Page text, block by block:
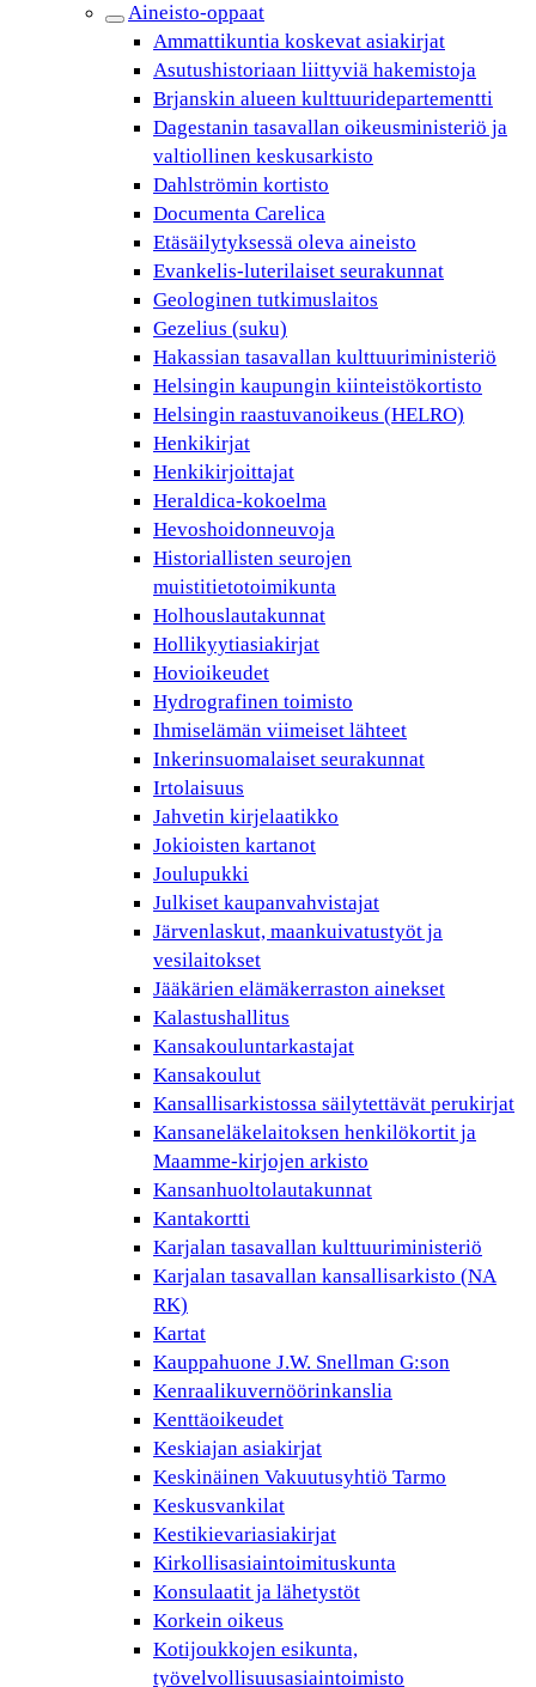
Aineisto-oppaat
Ammattikuntia koskevat asiakirjat
Asutushistoriaan liittyviä hakemistoja
Brjanskin alueen kulttuuridepartementti
Dagestanin tasavallan oikeusministeriö ja
valtiollinen keskusarkisto
Dahlströmin kortisto
Documenta Carelica
Etäsäilytyksessä oleva aineisto
Evankelis-luterilaiset seurakunnat
Geologinen tutkimuslaitos
Gezelius (suku)
Hakassian tasavallan kulttuuriministeriö
Helsingin kaupungin kiinteistökortisto
Helsingin raastuvanoikeus (HELRO)
Henkikirjat
Henkikirjoittajat
Heraldica-kokoelma
Hevoshoidonneuvoja
Historiallisten seurojen
muistitietotoimikunta
Holhouslautakunnat
Hollikyytiasiakirjat
Hovioikeudet
Hydrografinen toimisto
Ihmiselämän viimeiset lähteet
Inkerinsuomalaiset seurakunnat
Irtolaisuus
Jahvetin kirjelaatikko
Jokioisten kartanot
Joulupukki
Julkiset kaupanvahvistajat
Järvenlaskut, maankuivatustyöt ja
vesilaitokset
Jääkärien elämäkerraston ainekset
Kalastushallitus
Kansakouluntarkastajat
Kansakoulut
Kansallisarkistossa säilytettävät perukirjat
Kansaneläkelaitoksen henkilökortit ja
Maamme-kirjojen arkisto
Kansanhuoltolautakunnat
Kantakortti
Karjalan tasavallan kulttuuriministeriö
Karjalan tasavallan kansallisarkisto (NA
RK)
Kartat
Kauppahuone J.W. Snellman G:son
Kenraalikuvernöörinkanslia
Kenttäoikeudet
Keskiajan asiakirjat
Keskinäinen Vakuutusyhtiö Tarmo
Keskusvankilat
Kestikievariasiakirjat
Kirkollisasiaintoimituskunta
Konsulaatit ja lähetystöt
Korkein oikeus
Kotijoukkojen esikunta,
työvelvollisuusasiaintoimisto